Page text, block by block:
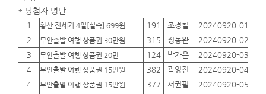
* 당첨자 명단
1 황산 전세기 4일[실속] 699원 191 조경철 20240920-01
2
무안출발 여행 상품권 30만원 315 정동완 20240920-02
3
무안출발 여행 상품권 20만 124 박가은 20240920-03
4
무안출발 여행 상품권 15만원 382 곽영진 20240920-04
4
무안출발 여행 상품권 15만원 377 서권필 20240920-05